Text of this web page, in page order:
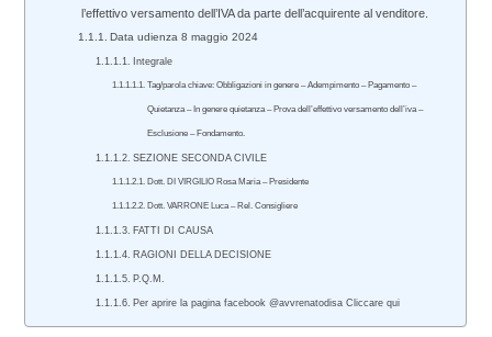
l’effettivo versamento dell’IVA da parte dell’acquirente al venditore.
Data udienza 8 maggio 2024
Integrale
Tag/parola chiave: Obbligazioni in genere – Adempimento – Pagamento –
Quietanza – In genere quietanza – Prova dell’effettivo versamento dell’iva –
Esclusione – Fondamento.
SEZIONE SECONDA CIVILE
Dott. DI VIRGILIO Rosa Maria – Presidente
Dott. VARRONE Luca – Rel. Consigliere
FATTI DI CAUSA
RAGIONI DELLA DECISIONE
P.Q.M.
Per aprire la pagina facebook @avvrenatodisa Cliccare qui